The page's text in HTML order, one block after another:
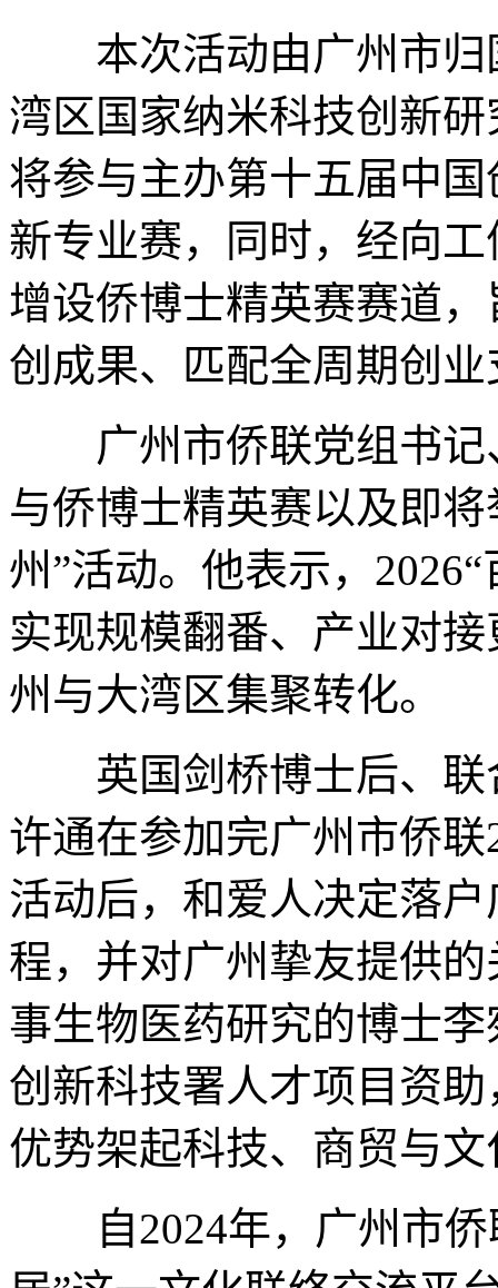
本次活动由广州市归
湾区国家纳米科技创新
将参与主办第十五届中
新专业赛，同时，经向
增设侨博士精英赛赛道
创成果、匹配全周期创
广州市侨联党组书记
与侨博士精英赛以及即
州”活动。他表示，
实现规模翻番、产业对
州与大湾区集聚转化。
英国剑桥博士后、联
许通在参加完广州市侨
活动后，和爱人决定落
程，并对广州挚友提供
事生物医药研究的博士
创新科技署人才项目资
优势架起科技、商贸与
自2024年，广州市侨